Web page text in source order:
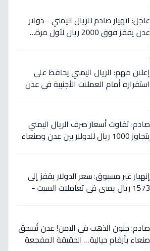
عاجل: انهيار صادم للريال اليمني - دولار
عدن يقفز فوق 2000 ريال لأول مرة…
إعلان مهم: الريال اليمني يحافظ على
استقراره أمام العملات الأجنبية في عدن
صادم: تفاوت أسعار صرف الريال اليمني
يتجاوز 1000 ريال للدولار بين عدن وصنعاء
إنهيار غير مسبوق: سعر الدولار يقفز إلى
1573 ريال يمني في تعاملات السبت -
صادم: جنون الذهب في اليمن! عدن تُسحق
صنعاء بأرقام خيالية… الحقيقة المفجعة